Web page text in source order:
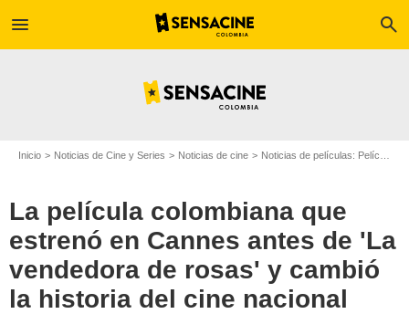
menu search
Inicio Noticias de Cine y Series Noticias de cine Noticias de películas: Película - ¿Sabías que...?
La película colombiana que
estrenó en Cannes antes de 'La
vendedora de rosas' y cambió
la historia del cine nacional
RTVC Play